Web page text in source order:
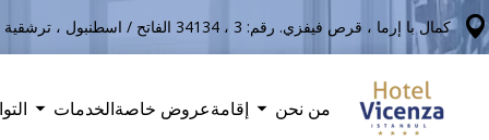
كمال با إرما ، قرص فيفزي. رقم: 3 ، 34134 الفاتح / اسطنبول ، ترشقية
من نحن إقامةعروض خاصةالخدمات